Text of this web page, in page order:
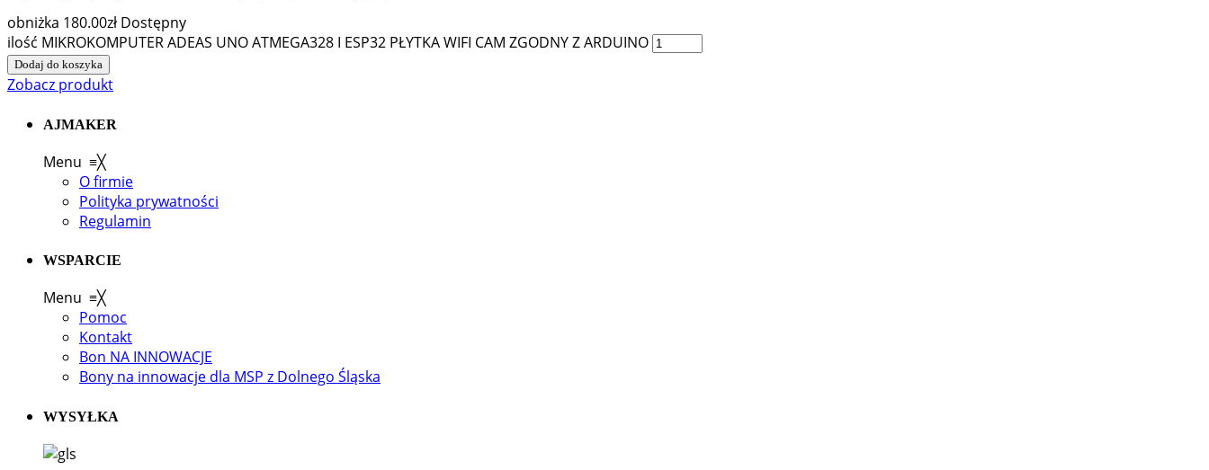
obniżka 180.00zł Dostępny
ilość MIKROKOMPUTER ADEAS UNO ATMEGA328 I ESP32 PŁYTKA WIFI CAM ZGODNY Z ARDUINO
Dodaj do koszyka
Zobacz produkt
AJMAKER
Menu ≡╳
O firmie
Polityka prywatności
Regulamin
WSPARCIE
Menu ≡╳
Pomoc
Kontakt
Bon NA INNOWACJE
Bony na innowacje dla MSP z Dolnego Śląska
WYSYŁKA